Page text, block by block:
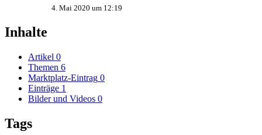
4. Mai 2020 um 12:19
Inhalte
Artikel 0
Themen 6
Marktplatz-Eintrag 0
Einträge 1
Bilder und Videos 0
Tags